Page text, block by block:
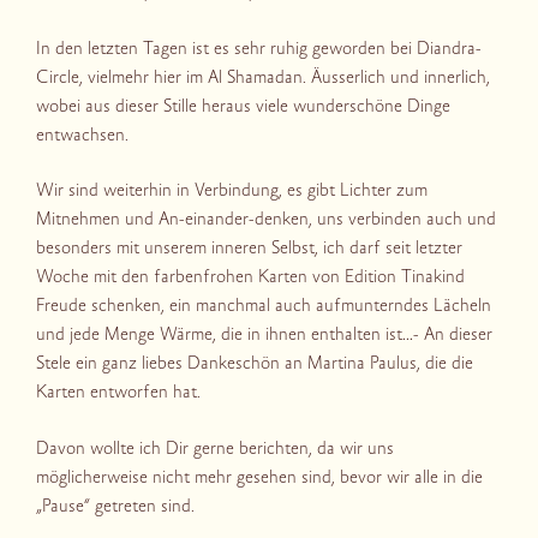
In den letzten Tagen ist es sehr ruhig geworden bei Diandra-
Circle, vielmehr hier im Al Shamadan. Äusserlich und innerlich,
wobei aus dieser Stille heraus viele wunderschöne Dinge
entwachsen.
Wir sind weiterhin in Verbindung, es gibt Lichter zum
Mitnehmen und An-einander-denken, uns verbinden auch und
besonders mit unserem inneren Selbst, ich darf seit letzter
Woche mit den farbenfrohen Karten von Edition Tinakind
Freude schenken, ein manchmal auch aufmunterndes Lächeln
und jede Menge Wärme, die in ihnen enthalten ist…- An dieser
Stele ein ganz liebes Dankeschön an Martina Paulus, die die
Karten entworfen hat.
Davon wollte ich Dir gerne berichten, da wir uns
möglicherweise nicht mehr gesehen sind, bevor wir alle in die
„Pause“ getreten sind.